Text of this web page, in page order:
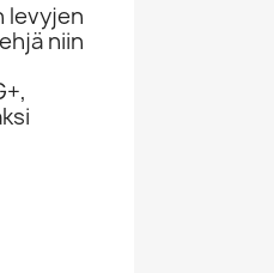
levyjen
niin